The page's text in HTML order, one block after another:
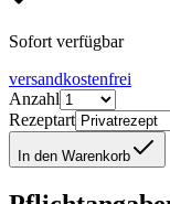
Sofort verfügbar
versandkostenfrei
Anzahl
Rezeptart
In den Warenkorb